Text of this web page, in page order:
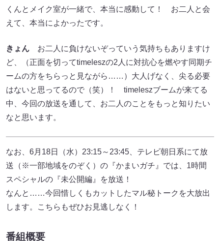
くんとメイク室が一緒で、本当に感動して！ お二人と会
えて、本当によかったです。
きょん お二人に負けないぞっていう気持ちもありますけ
ど、（正面を切ってtimeleszの2人に対抗心を燃やす同期チ
ームの方をちらっと見ながら……）大人げなく、尖る必要
はないと思ってるので（笑）！ timeleszブームが来てる
中、今回の放送を通して、お二人のことをもっと知りたい
なと思います。
なお、6月18日（水）23:15～23:45、テレビ朝日系にて放
送（※一部地域をのぞく）の『かまいガチ』では、1時間
スペシャルの『未公開編』を放送！
なんと……今回惜しくもカットしたマル秘トークを大放出
します。こちらもぜひお見逃しなく！
番組概要